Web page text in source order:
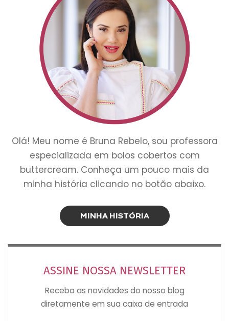
Olá! Meu nome é Bruna Rebelo, sou professora
especializada em bolos cobertos com
buttercream. Conheça um pouco mais da
minha história clicando no botão abaixo.
MINHA HISTÓRIA
ASSINE NOSSA NEWSLETTER
Receba as novidades do nosso blog
diretamente em sua caixa de entrada